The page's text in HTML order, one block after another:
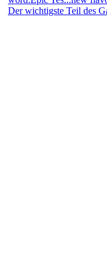
Der wichtigste Teil des